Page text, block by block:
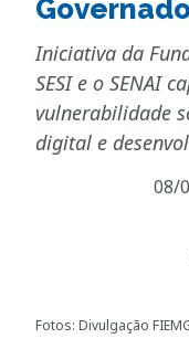
Iniciativa da
SESI e o SENAI
vulnerabilidade
digital e
08/
Fotos: Divulgação